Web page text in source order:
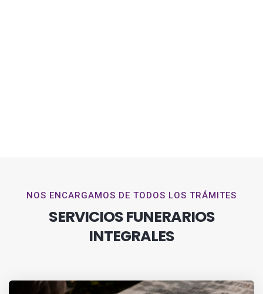
NOS ENCARGAMOS DE TODOS LOS TRÁMITES
SERVICIOS FUNERARIOS
INTEGRALES